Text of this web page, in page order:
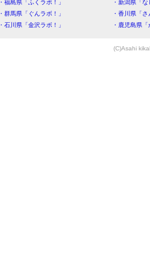
・福島県「ふくラボ！」
・新潟県「
・群馬県「ぐんラボ！」
・香川県「
・石川県「金沢ラボ！」
・鹿児島県
(C)Asahi